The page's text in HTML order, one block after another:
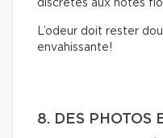
discrètes aux notes
L’odeur doit rester
envahissante!
8. DES PHOTOS